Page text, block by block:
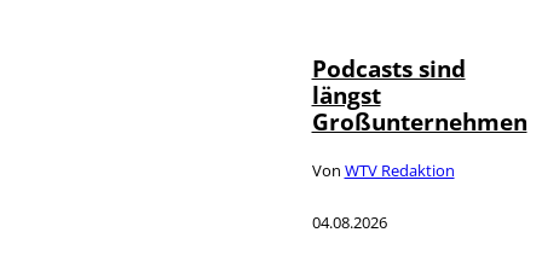
Podcasts sind
längst
Großunternehmen
Von WTV Redaktion
04.08.2026